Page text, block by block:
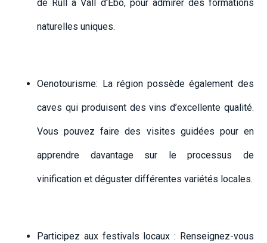
de Rull à Vall d'Ebo, pour admirer des formations
naturelles uniques.
Oenotourisme: La région possède également des
caves qui produisent des vins d’excellente qualité.
Vous pouvez faire des visites guidées pour en
apprendre davantage sur le processus de
vinification et déguster différentes variétés locales.
Participez aux festivals locaux : Renseignez-vous